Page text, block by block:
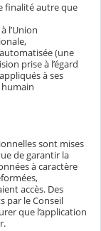
finalité autre que
l’Union
(une
prise à l’égard
à ses
humain
sont mises
de garantir la
à caractère
accès. Des
par le Conseil
que l’application